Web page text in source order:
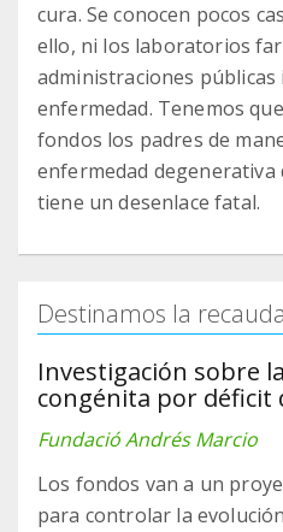
cura. Se conocen pocos
ello, ni los laboratorios
administraciones públicas
enfermedad. Tenemos
fondos los padres de
enfermedad degenerativa
tiene un desenlace fatal.
Destinamos la
Investigación sobre
congénita por déficit
Fundació Andrés Marcio
Los fondos van a un
para controlar la